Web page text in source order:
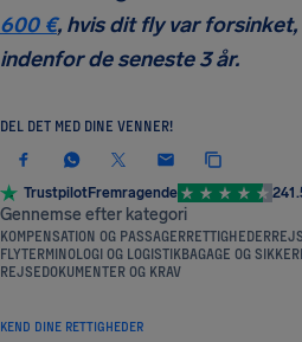
600 €, hvis dit fly var
indenfor de seneste 3 år.
DEL DET MED DINE VENNER!
TrustpilotFremragende
Gennemse efter kategori
KOMPENSATION OG PASSAGERRETTIGHEDER
FLYTERMINOLOGI OG LOGISTIKBAGAGE OG
REJSEDOKUMENTER OG KRAV
KEND DINE RETTIGHEDER